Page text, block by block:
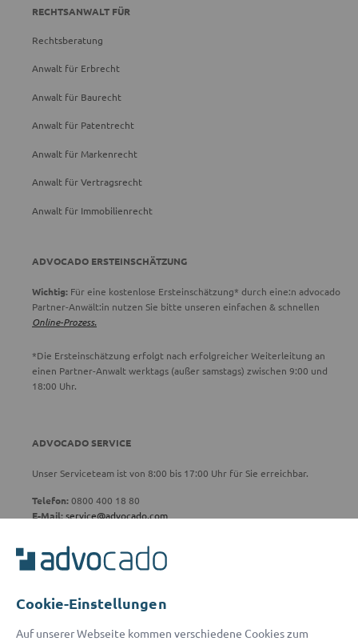
RECHTSANWALT FÜR
Rechtsberatung
Anwalt für Erbrecht
Anwalt für Baurecht
Anwalt für Patentrecht
Anwalt für Markenrecht
Anwalt für Vertragsrecht
Anwalt für Immobilienrecht
ADVOCADO ERSTEINSCHÄTZUNG
Wichtig: Für eine kostenlose Ersteinschätzung* durch eine:n advocado
Partner-Anwält:in nutzen Sie bitte unseren einfachen & schnellen
Online-Prozess.
*Die Ersteinschätzung erfolgt nach erfolgreicher Weiterleitung an
einen Partner-Anwalt werktags (außer samstags) zwischen 9:00 und
18:00 Uhr.
ADVOCADO SERVICE
Unser Serviceteam ist von 8:00 bis 17:00 Uhr für Sie erreichbar.
Telefon:0800 400 18 80
E-Mail:service@advocado.com
© 2026 advocado - einfach online den passenden Rechtsanwalt finden
Cookie-Einstellungen
Auf unserer Webseite kommen verschiedene Cookies zum